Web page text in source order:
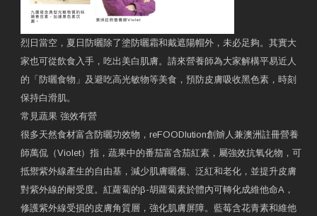
烈日當空，夏日防曬除了塗防曬霜和戴遮陽帽外，未必足夠。其實大
家也可從飲食入手，吃出美白肌膚。請來營養師為大家解構平易近人
的「防曬食物」及避吃高光敏物等美食，預防皮膚吸收黑色素，時刻
保持白滑肌。
常見蔬果 強效有營
很多天然食材富含防曬功效物，reFOODlution創辧人兼澳洲註冊營養
師萬侃（Violet）指，蔬果中的番茄富含茄紅素，屬強效抗氧化物，可
抵禦紫外線產生的自由基，減少肌膚曬傷、泛紅和老化，並提升皮膚
對紫外線的耐受度。紅蘿蔔的β-胡蘿蔔素於體內可轉化成維他命A，
修護紫外線受損的皮膚角質層，強化肌膚屏障。藍莓含花青素和維他